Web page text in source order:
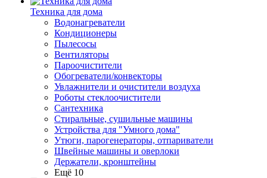
Техника для дома
Водонагреватели
Кондиционеры
Пылесосы
Вентиляторы
Пароочистители
Обогреватели/конвекторы
Увлажнители и очистители воздуха
Роботы стеклоочистители
Сантехника
Стиральные, сушильные машины
Устройства для "Умного дома"
Утюги, парогенераторы, отпариватели
Швейные машины и оверлоки
Держатели, кронштейны
Ещё 10